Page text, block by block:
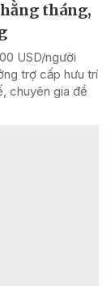
tháng,
USD/người
trợ cấp hưu trí
chuyên gia đề